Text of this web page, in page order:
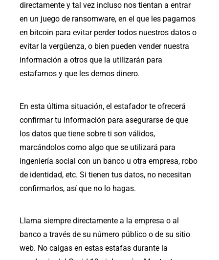
directamente y tal vez incluso nos tientan a entrar
en un juego de ransomware, en el que les pagamos
en bitcoin para evitar perder todos nuestros datos o
evitar la vergüenza, o bien pueden vender nuestra
información a otros que la utilizarán para
estafarnos y que les demos dinero.
En esta última situación, el estafador te ofrecerá
confirmar tu información para asegurarse de que
los datos que tiene sobre ti son válidos,
marcándolos como algo que se utilizará para
ingeniería social con un banco u otra empresa, robo
de identidad, etc. Si tienen tus datos, no necesitan
confirmarlos, así que no lo hagas.
Llama siempre directamente a la empresa o al
banco a través de su número público o de su sitio
web. No caigas en estas estafas durante la